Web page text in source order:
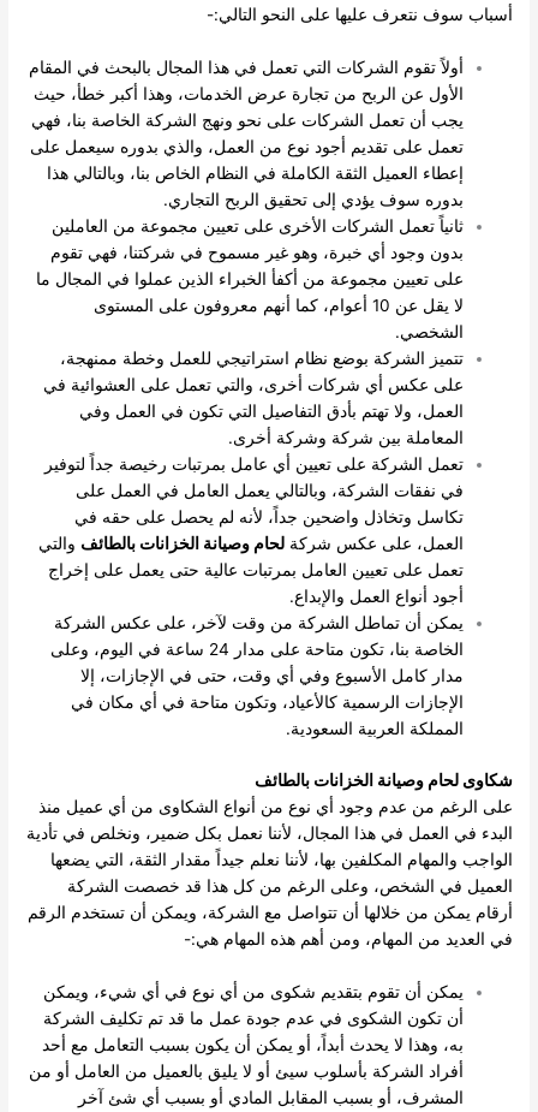
أسباب سوف نتعرف عليها على النحو التالي:-
أولاً تقوم الشركات التي تعمل في هذا المجال بالبحث في المقام
الأول عن الربح من تجارة عرض الخدمات، وهذا أكبر خطأ، حيث
يجب أن تعمل الشركات على نحو ونهج الشركة الخاصة بنا، فهي
تعمل على تقديم أجود نوع من العمل، والذي بدوره سيعمل على
إعطاء العميل الثقة الكاملة في النظام الخاص بنا، وبالتالي هذا
بدوره سوف يؤدي إلى تحقيق الربح التجاري.
ثانياً تعمل الشركات الأخرى على تعيين مجموعة من العاملين
بدون وجود أي خبرة، وهو غير مسموح في شركتنا، فهي تقوم
على تعيين مجموعة من أكفأ الخبراء الذين عملوا في المجال ما
لا يقل عن 10 أعوام، كما أنهم معروفون على المستوى
الشخصي.
تتميز الشركة بوضع نظام استراتيجي للعمل وخطة ممنهجة،
على عكس أي شركات أخرى، والتي تعمل على العشوائية في
العمل، ولا تهتم بأدق التفاصيل التي تكون في العمل وفي
المعاملة بين شركة وشركة أخرى.
تعمل الشركة على تعيين أي عامل بمرتبات رخيصة جداً لتوفير
في نفقات الشركة، وبالتالي يعمل العامل في العمل على
تكاسل وتخاذل واضحين جداً، لأنه لم يحصل على حقه في
العمل، على عكس شركةلحام وصيانة الخزانات بالطائف والتي
تعمل على تعيين العامل بمرتبات عالية حتى يعمل على إخراج
أجود أنواع العمل والإبداع.
يمكن أن تماطل الشركة من وقت لآخر، على عكس الشركة
الخاصة بنا، تكون متاحة على مدار 24 ساعة في اليوم، وعلى
مدار كامل الأسبوع وفي أي وقت، حتى في الإجازات، إلا
الإجازات الرسمية كالأعياد، وتكون متاحة في أي مكان في
المملكة العربية السعودية.
شكاوى لحام وصيانة الخزانات بالطائف
على الرغم من عدم وجود أي نوع من أنواع الشكاوى من أي عميل منذ
البدء في العمل في هذا المجال، لأننا نعمل بكل ضمير، ونخلص في تأدية
الواجب والمهام المكلفين بها، لأننا نعلم جيداً مقدار الثقة، التي يضعها
العميل في الشخص، وعلى الرغم من كل هذا قد خصصت الشركة
أرقام يمكن من خلالها أن تتواصل مع الشركة، ويمكن أن تستخدم الرقم
في العديد من المهام، ومن أهم هذه المهام هي:-
يمكن أن تقوم بتقديم شكوى من أي نوع في أي شيء، ويمكن
أن تكون الشكوى في عدم جودة عمل ما قد تم تكليف الشركة
به، وهذا لا يحدث أبداً، أو يمكن أن يكون بسبب التعامل مع أحد
أفراد الشركة بأسلوب سيئ أو لا يليق بالعميل من العامل أو من
المشرف، أو بسبب المقابل المادي أو بسبب أي شئ آخر